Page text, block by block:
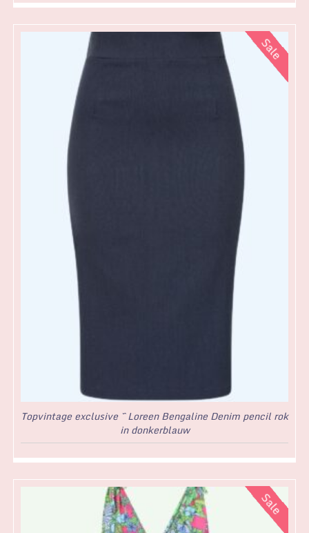
Topvintage exclusive ~ Loreen Bengaline Denim pencil rok
in donkerblauw